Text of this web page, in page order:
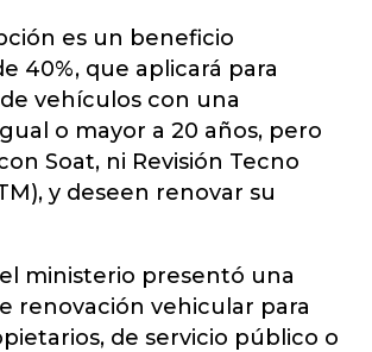
es un beneficio
40%, que aplicará para
vehículos con una
o mayor a 20 años, pero
Soat, ni Revisión Tecno
y deseen renovar su
ministerio presentó una
renovación vehicular para
de servicio público o